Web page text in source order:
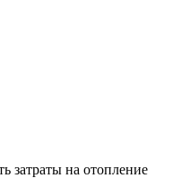
затраты на отопление